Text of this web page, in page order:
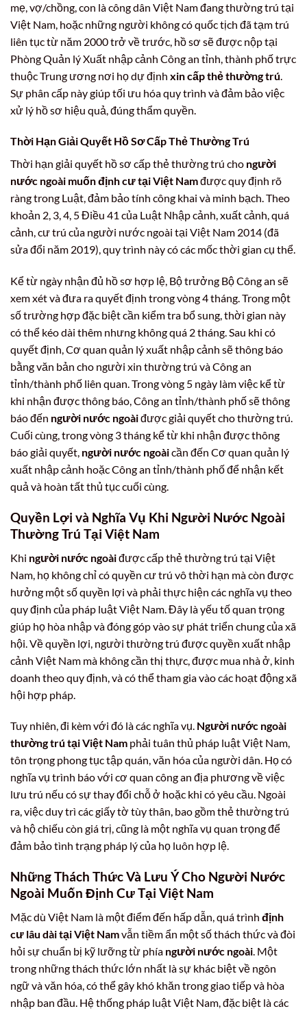
mẹ, vợ/chồng, con là công dân Việt Nam đang thường trú tại
Việt Nam, hoặc những người không có quốc tịch đã tạm trú
liên tục từ năm 2000 trở về trước, hồ sơ sẽ được nộp tại
Phòng Quản lý Xuất nhập cảnh Công an tỉnh, thành phố trực
thuộc Trung ương nơi họ dự định xin cấp thẻ thường trú
Sự phân cấp này giúp tối ưu hóa quy trình và đảm bảo việc
xử lý hồ sơ hiệu quả, đúng thẩm quyền.
Thời Hạn Giải Quyết Hồ Sơ Cấp Thẻ Thường Trú
Thời hạn giải quyết hồ sơ cấp thẻ thường trú cho người
nước ngoài muốn định cư tại Việt Namđược quy định rõ
ràng trong Luật, đảm bảo tính công khai và minh bạch. Theo
khoản 2, 3, 4, 5 Điều 41 của Luật Nhập cảnh, xuất cảnh, quá
cảnh, cư trú của người nước ngoài tại Việt Nam 2014 (đã
sửa đổi năm 2019), quy trình này có các mốc thời gian cụ thể.
Kể từ ngày nhận đủ hồ sơ hợp lệ, Bộ trưởng Bộ Công an sẽ
xem xét và đưa ra quyết định trong vòng 4 tháng. Trong một
số trường hợp đặc biệt cần kiểm tra bổ sung, thời gian này
có thể kéo dài thêm nhưng không quá 2 tháng. Sau khi có
quyết định, Cơ quan quản lý xuất nhập cảnh sẽ thông báo
bằng văn bản cho người xin thường trú và Công an
tỉnh/thành phố liên quan. Trong vòng 5 ngày làm việc kể từ
khi nhận được thông báo, Công an tỉnh/thành phố sẽ thông
báo đến người nước ngoàiđược giải quyết cho thường trú.
Cuối cùng, trong vòng 3 tháng kể từ khi nhận được thông
báo giải quyết, người nước ngoàicần đến Cơ quan quản lý
xuất nhập cảnh hoặc Công an tỉnh/thành phố để nhận kết
quả và hoàn tất thủ tục cuối cùng.
Quyền Lợi và Nghĩa Vụ Khi Người Nước Ngoài
Thường Trú Tại Việt Nam
Khi người nước ngoàiđược cấp thẻ thường trú tại Việt
Nam, họ không chỉ có quyền cư trú vô thời hạn mà còn được
hưởng một số quyền lợi và phải thực hiện các nghĩa vụ theo
quy định của pháp luật Việt Nam. Đây là yếu tố quan trọng
giúp họ hòa nhập và đóng góp vào sự phát triển chung của xã
hội. Về quyền lợi, người thường trú được quyền xuất nhập
cảnh Việt Nam mà không cần thị thực, được mua nhà ở, kinh
doanh theo quy định, và có thể tham gia vào các hoạt động xã
hội hợp pháp.
Tuy nhiên, đi kèm với đó là các nghĩa vụ. Người nước ngoài
thường trú tại Việt Nam phải tuân thủ pháp luật Việt Nam,
tôn trọng phong tục tập quán, văn hóa của người dân. Họ có
nghĩa vụ trình báo với cơ quan công an địa phương về việc
lưu trú nếu có sự thay đổi chỗ ở hoặc khi có yêu cầu. Ngoài
ra, việc duy trì các giấy tờ tùy thân, bao gồm thẻ thường trú
và hộ chiếu còn giá trị, cũng là một nghĩa vụ quan trọng để
đảm bảo tình trạng pháp lý của họ luôn hợp lệ.
Những Thách Thức Và Lưu Ý Cho Người Nước
Ngoài Muốn Định Cư Tại Việt Nam
Mặc dù Việt Nam là một điểm đến hấp dẫn, quá trình định
cư lâu dài tại Việt Namvẫn tiềm ẩn một số thách thức và đòi
hỏi sự chuẩn bị kỹ lưỡng từ phía người nước ngoài . Một
trong những thách thức lớn nhất là sự khác biệt về ngôn
ngữ và văn hóa, có thể gây khó khăn trong giao tiếp và hòa
nhập ban đầu. Hệ thống pháp luật Việt Nam, đặc biệt là các